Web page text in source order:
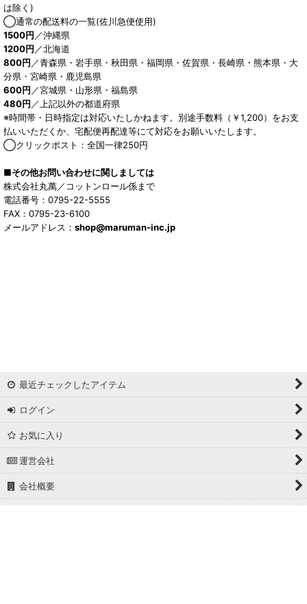
は除く)
◯通常の配送料の一覧(佐川急便使用)
1500円 ／沖縄県
1200円 ／北海道
800円 ／青森県・岩手県・秋田県・福岡県・佐賀県・長崎県・熊本県・大
分県・宮崎県・鹿児島県
600円 ／宮城県・山形県・福島県
480円 ／上記以外の都道府県
※時間帯・日時指定は対応いたしかねます。別途手数料（￥1,200）をお支
払いいただくか、宅配便再配達等にて対応をお願いいたします。
◯クリックポスト：全国一律250円
■その他お問い合わせに関しましては
株式会社丸萬／コットンロール係まで
電話番号：0795-22-5555
FAX：0795-23-6100
メールアドレス： shop@maruman-inc.jp
最近チェックしたアイテム
ログイン
お気に入り
運営会社
会社概要